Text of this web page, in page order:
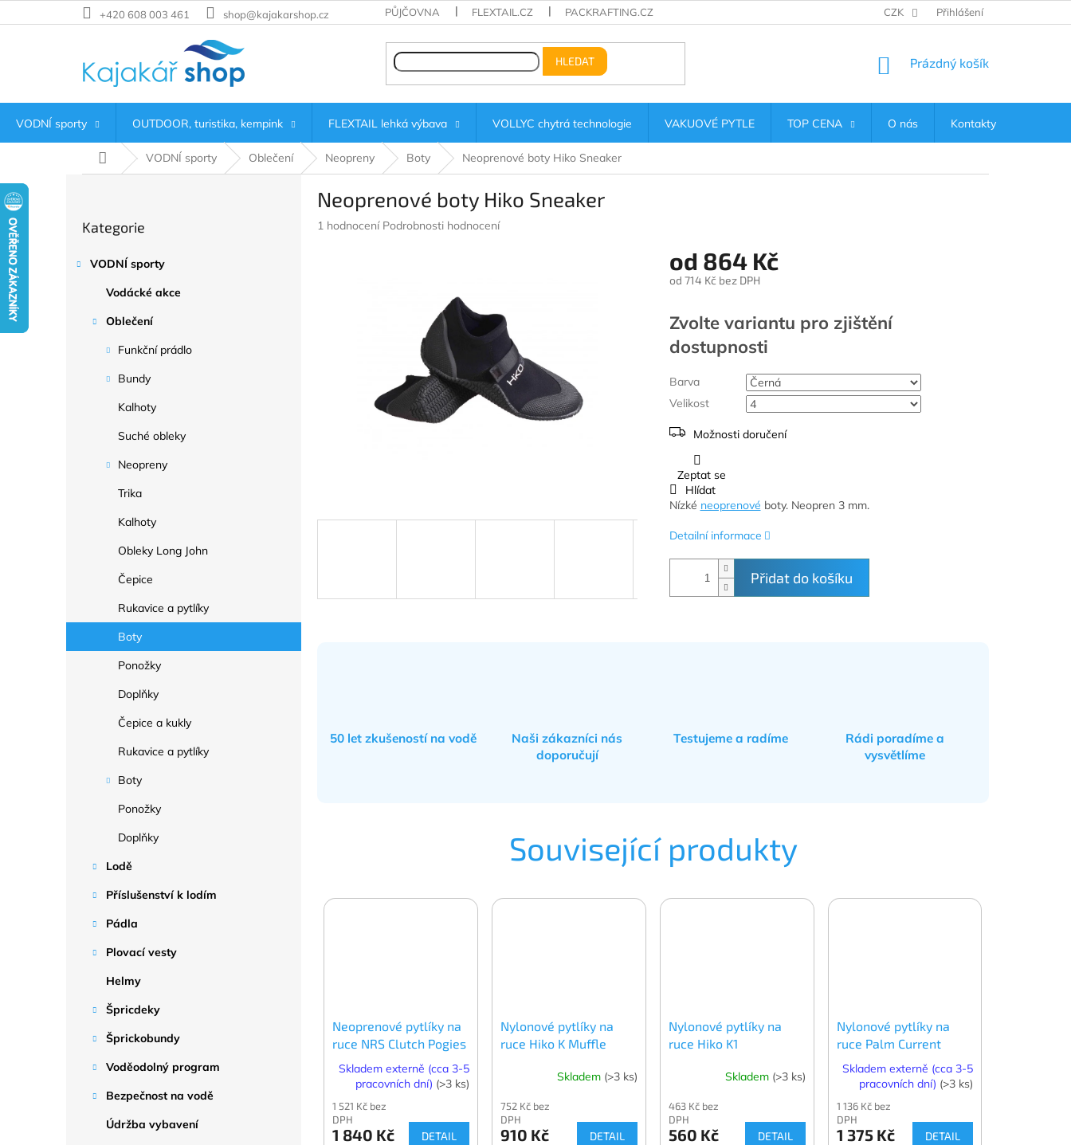
na
+420 608 003 461 shop@kajakarshop.cz PŮJČOVNA FLEXTAIL.CZ PACKRAFTING.CZ CZK Přihlášení
HLEDAT
NÁKUPNÍ
Prázdný košík
VODNÍ sporty OUTDOOR, turistika, kempink FLEXTAIL lehká výbava VOLLYC chytrá technologie VAKUOVÉ PYTLE TOP CENA O nás Kontakty
Domů VODNÍ sporty Oblečení Neopreny Boty Neoprenové boty Hiko Sneaker
kategorie
Kategorie
VODNÍ sporty
Vodácké akce
Oblečení
Funkční prádlo
Bundy
Kalhoty
Suché obleky
Neopreny
Trika
Kalhoty
Obleky Long John
Čepice
Rukavice a pytlíky
Boty
Ponožky
Doplňky
Čepice a kukly
Rukavice a pytlíky
Boty
Ponožky
Doplňky
Lodě
Příslušenství k lodím
Pádla
Plovací vesty
Helmy
Špricdeky
Šprickobundy
Voděodolný program
Bezpečnost na vodě
Údržba vybavení
Neoprenové boty Hiko Sneaker
Průměrné
1 hodnocení Podrobnosti hodnocení
od 864 Kč
od 714 Kčbez DPH
cena:
Zvolte variantu
Barva
Velikost
Možnosti doručení
Přidat do košíku
Nízké neoprenové boty. Neopren 3 mm.
Detailní informace
Zeptat se
Hlídat
50 let zkušeností na vodě
Naši zákazníci nás
doporučují
Testujeme a radíme
Rádi poradíme a
vysvětlíme
Související produkty
Neoprenové pytlíky na
ruce NRS Clutch Pogies
Skladem externě (cca 3-5
pracovních dní) (>3 ks)
1 521 Kč bez
DPH
1 840 Kč DETAIL
Nylonové pytlíky na
ruce Hiko K Muffle
Skladem (>3 ks)
752 Kč bez
DPH
910 Kč DETAIL
Nylonové pytlíky na
ruce Hiko K1
Skladem (>3 ks)
463 Kč bez
DPH
560 Kč DETAIL
Nylonové pytlíky na
ruce Palm Current
Skladem externě (cca 3-5
pracovních dní) (>3 ks)
1 136 Kč bez
DPH
1 375 Kč DETAIL